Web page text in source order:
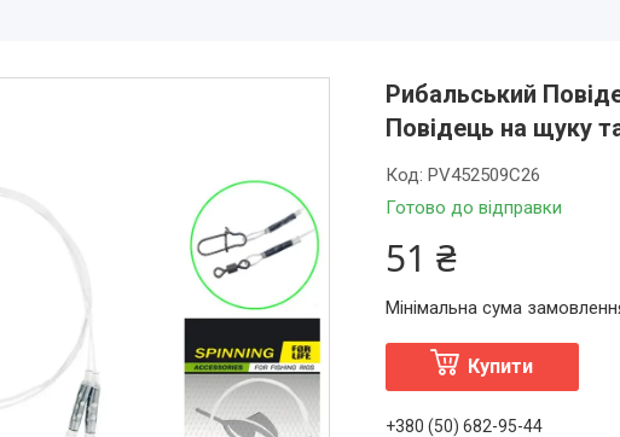
Рибальський
Повідець на щуку
Готово до відправки
Код: PV452509C26
51 ₴
Мінімальна сума
Купити
+380 (50) 682-95-44